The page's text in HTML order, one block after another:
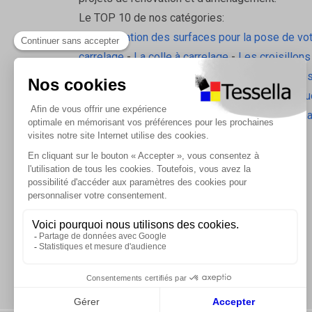
Le TOP 10 de nos catégories:
La préparation des surfaces pour la pose de
carrelage-La colle à carrelage- Les croisillons
pavilift
Le carrelage sol intérieur
Les
-L'isolation
Les accessoires d'isolation
- Radiateurs
Les tablettes de douche